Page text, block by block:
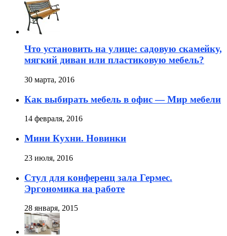
Что установить на улице: садовую скамейку,
мягкий диван или пластиковую мебель?
30 марта, 2016
Как выбирать мебель в офис — Мир мебели
14 февраля, 2016
Мини Кухни. Новинки
23 июля, 2016
Стул для конференц зала Гермес.
Эргономика на работе
28 января, 2015